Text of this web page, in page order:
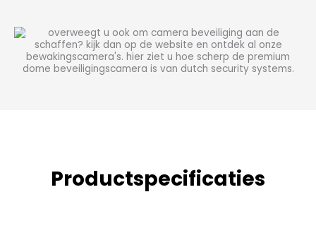
Productspecificaties